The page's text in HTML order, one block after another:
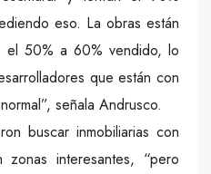
eso. La obras están
el 50% a 60% vendido, lo
que están con
señala Andrusco.
buscar inmobiliarias con
interesantes, “pero